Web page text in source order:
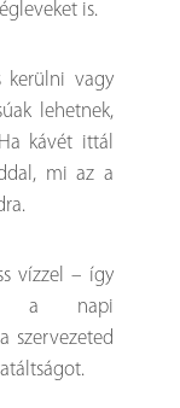
is.
kerülni vagy
lehetnek,
kávét ittál
mi az a
vízzel – így
a napi
szervezeted